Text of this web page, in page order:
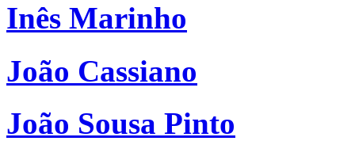
Inês Marinho
João Cassiano
João Sousa Pinto